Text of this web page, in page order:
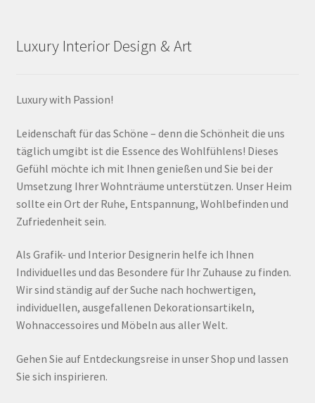
Luxury Interior Design & Art
Luxury with Passion!
Leidenschaft für das Schöne – denn die Schönheit die uns
täglich umgibt ist die Essence des Wohlfühlens! Dieses
Gefühl möchte ich mit Ihnen genießen und Sie bei der
Umsetzung Ihrer Wohnträume unterstützen. Unser Heim
sollte ein Ort der Ruhe, Entspannung, Wohlbefinden und
Zufriedenheit sein.
Als Grafik- und Interior Designerin helfe ich Ihnen
Individuelles und das Besondere für Ihr Zuhause zu finden.
Wir sind ständig auf der Suche nach hochwertigen,
individuellen, ausgefallenen Dekorationsartikeln,
Wohnaccessoires und Möbeln aus aller Welt.
Gehen Sie auf Entdeckungsreise in unser Shop und lassen
Sie sich inspirieren.